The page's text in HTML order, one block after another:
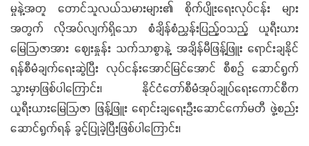
မှုနဲ့အတူ တောင်သူလယ်သမားများ၏ စိုက်ပျိုးရေးလုပ်ငန်း များ
အတွက် လိုအပ်လျက်ရှိသော စံချိန်စံညွှန်းပြည့်ဝသည့် ယူရီးယား
မြေဩဇာအား ဈေးနှုန်း သက်သာစွာနဲ့ အချိန်မီဖြန့်ဖြူး ရောင်းချနိုင်
ရန်စီမံချက်ရေးဆွဲပြီး လုပ်ငန်းအောင်မြင်အောင် စီစဉ် ဆောင်ရွက်
သွားမှာဖြစ်ပါကြောင်း၊ နိုင်ငံတော်စီမံအုပ်ချုပ်ရေးကောင်စီက
ယူရီးယားမြေဩဇာ ဖြန့်ဖြူး ရောင်းချရေးဦးဆောင်ကော်မတီ ဖွဲ့စည်း
ဆောင်ရွက်ရန် ခွင့်ပြုခဲ့ပြီးဖြစ်ပါကြောင်း၊